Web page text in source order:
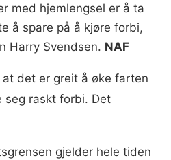
med hjemlengsel er å ta
å spare på å kjøre forbi,
Harry Svendsen. NAF
det er greit å øke farten
seg raskt forbi. Det
gjelder hele tiden